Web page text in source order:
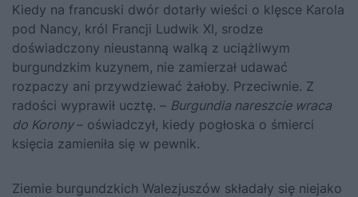
Kiedy na francuski dwór dotarły wieści o klęsce Karola
pod Nancy, król Francji Ludwik XI, srodze
doświadczony nieustanną walką z uciążliwym
burgundzkim kuzynem, nie zamierzał udawać
rozpaczy ani przywdziewać żałoby. Przeciwnie. Z
radości wyprawił ucztę. – Burgundia nareszcie wraca
do Korony– oświadczył, kiedy pogłoska o śmierci
księcia zamieniła się w pewnik.
Ziemie burgundzkich Walezjuszów składały się niejako